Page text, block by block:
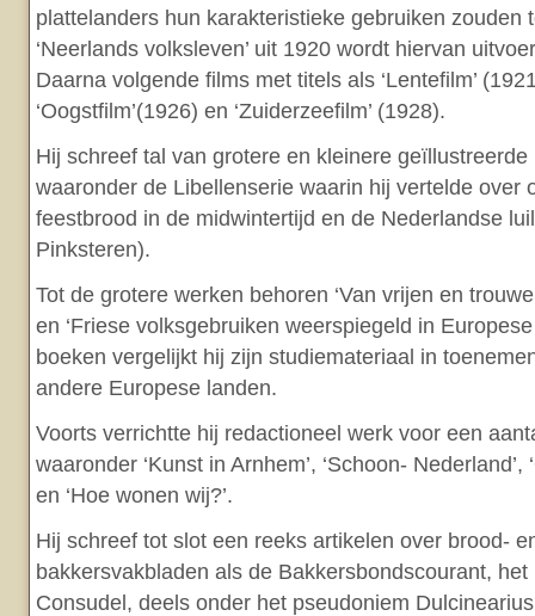
plattelanders hun karakteristieke gebruiken zouden
‘Neerlands volksleven’ uit 1920 wordt hiervan
Daarna volgende films met titels als ‘Lentefilm’
‘Oogstfilm’(1926) en ‘Zuiderzeefilm’ (1928).
Hij schreef tal van grotere en kleinere geïllustreerde
waaronder de Libellenserie waarin hij vertelde over
feestbrood in de midwintertijd en de Nederlandse
Pinksteren).
Tot de grotere werken behoren ‘Van vrijen en
en ‘Friese volksgebruiken weerspiegeld in
boeken vergelijkt hij zijn studiemateriaal in
andere Europese landen.
Voorts verrichtte hij redactioneel werk voor een
waaronder ‘Kunst in Arnhem’, ‘Schoon- Nederland’,
en ‘Hoe wonen wij?’.
Hij schreef tot slot een reeks artikelen over brood-
bakkersvakbladen als de Bakkersbondscourant,
Consudel, deels onder het pseudoniem